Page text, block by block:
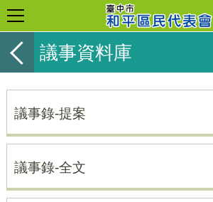
議事資料庫
議事錄-提案
議事錄-全文